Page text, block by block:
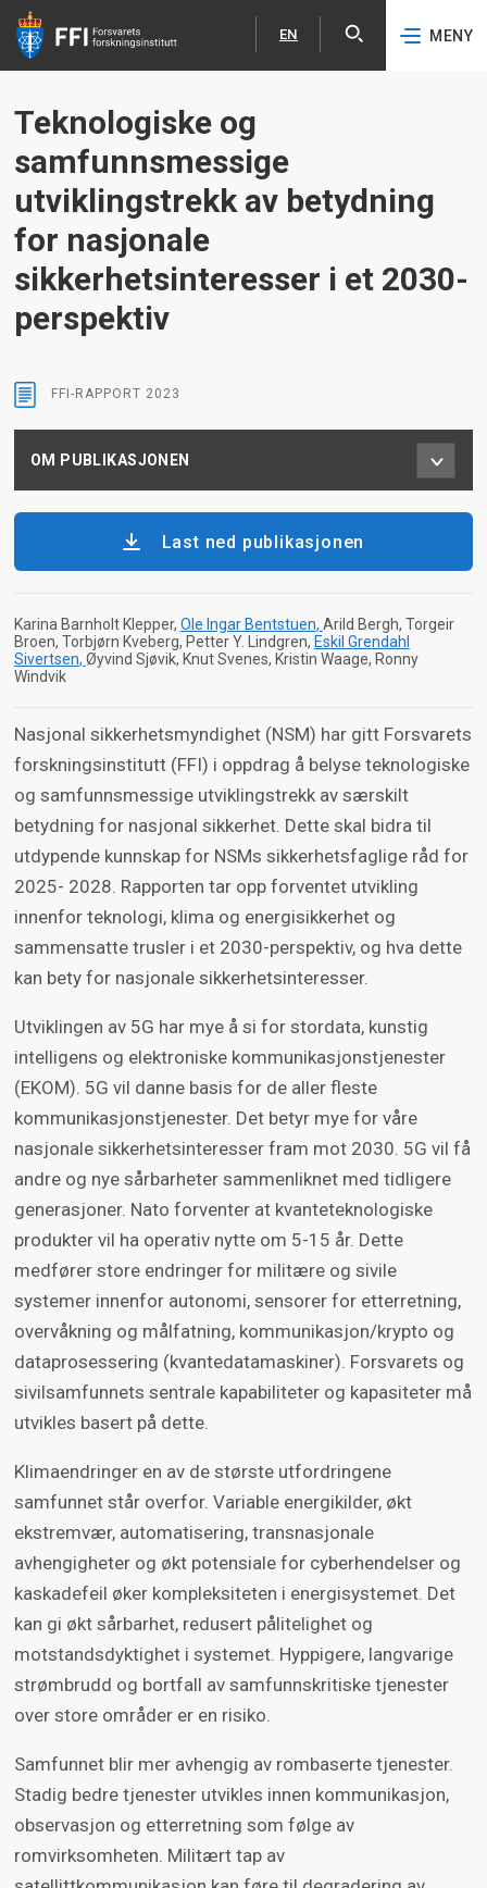
Hopp til hovedinnhold
EN
English MENY
Teknologiske og
samfunnsmessige
utviklingstrekk av betydning
for nasjonale
sikkerhetsinteresser i et 2030-
perspektiv
FFI-RAPPORT 2023
OM PUBLIKASJONEN
Last ned publikasjonen
Karina Barnholt Klepper Ole Ingar Bentstuen Arild Bergh Torgeir
Broen Torbjørn Kveberg Petter Y. Lindgren Eskil Grendahl
Sivertsen Øyvind Sjøvik Knut Svenes Kristin Waage Ronny
Windvik
Nasjonal sikkerhetsmyndighet (NSM) har gitt Forsvarets
forskningsinstitutt (FFI) i oppdrag å belyse teknologiske
og samfunnsmessige utviklingstrekk av særskilt
betydning for nasjonal sikkerhet. Dette skal bidra til
utdypende kunnskap for NSMs sikkerhetsfaglige råd for
2025- 2028. Rapporten tar opp forventet utvikling
innenfor teknologi, klima og energisikkerhet og
sammensatte trusler i et 2030-perspektiv, og hva dette
kan bety for nasjonale sikkerhetsinteresser.
Utviklingen av 5G har mye å si for stordata, kunstig
intelligens og elektroniske kommunikasjonstjenester
(EKOM). 5G vil danne basis for de aller fleste
kommunikasjonstjenester. Det betyr mye for våre
nasjonale sikkerhetsinteresser fram mot 2030. 5G vil få
andre og nye sårbarheter sammenliknet med tidligere
generasjoner. Nato forventer at kvanteteknologiske
produkter vil ha operativ nytte om 5-15 år. Dette
medfører store endringer for militære og sivile
systemer innenfor autonomi, sensorer for etterretning,
overvåkning og målfatning, kommunikasjon/krypto og
dataprosessering (kvantedatamaskiner). Forsvarets og
sivilsamfunnets sentrale kapabiliteter og kapasiteter må
utvikles basert på dette.
Klimaendringer en av de største utfordringene
samfunnet står overfor. Variable energikilder, økt
ekstremvær, automatisering, transnasjonale
avhengigheter og økt potensiale for cyberhendelser og
kaskadefeil øker kompleksiteten i energisystemet. Det
kan gi økt sårbarhet, redusert pålitelighet og
motstandsdyktighet i systemet. Hyppigere, langvarige
strømbrudd og bortfall av samfunnskritiske tjenester
over store områder er en risiko.
Samfunnet blir mer avhengig av rombaserte tjenester.
Stadig bedre tjenester utvikles innen kommunikasjon,
observasjon og etterretning som følge av
romvirksomheten. Militært tap av